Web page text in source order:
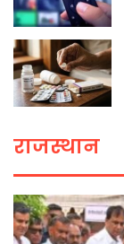
राजस्थान